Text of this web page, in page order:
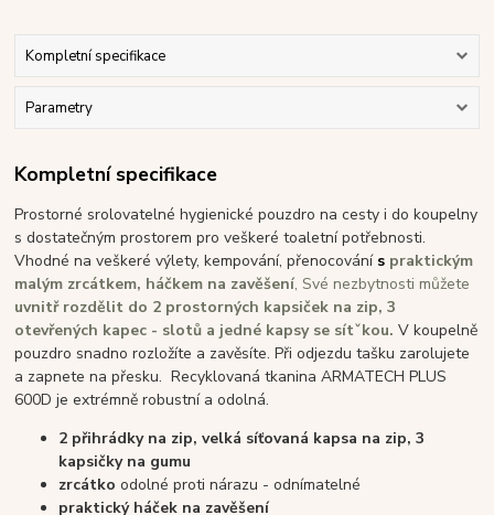
Kompletní specifikace
Parametry
Kompletní specifikace
Prostorné srolovatelné hygienické pouzdro na cesty i do koupelny
s dostatečným prostorem pro veškeré toaletní potřebnosti.
Vhodné na veškeré výlety, kempování, přenocování s praktickým
malým zrcátkem, háčkem na zavěšení, Své nezbytnosti můžete
uvnitř rozdělit do 2 prostorných kapsiček na zip, 3
otevřených kapec - slotů a jedné kapsy se sítˇkou.V koupelně
pouzdro snadno rozložíte a zavěsíte. Při odjezdu tašku zarolujete
a zapnete na přesku. Recyklovaná tkanina ARMATECH PLUS
600D je extrémně robustní a odolná.
2 přihrádky na zip, velká síťovaná kapsa na zip, 3
kapsičky na gumu
zrcátko odolné proti nárazu - odnímatelné
praktický háček na zavěšení